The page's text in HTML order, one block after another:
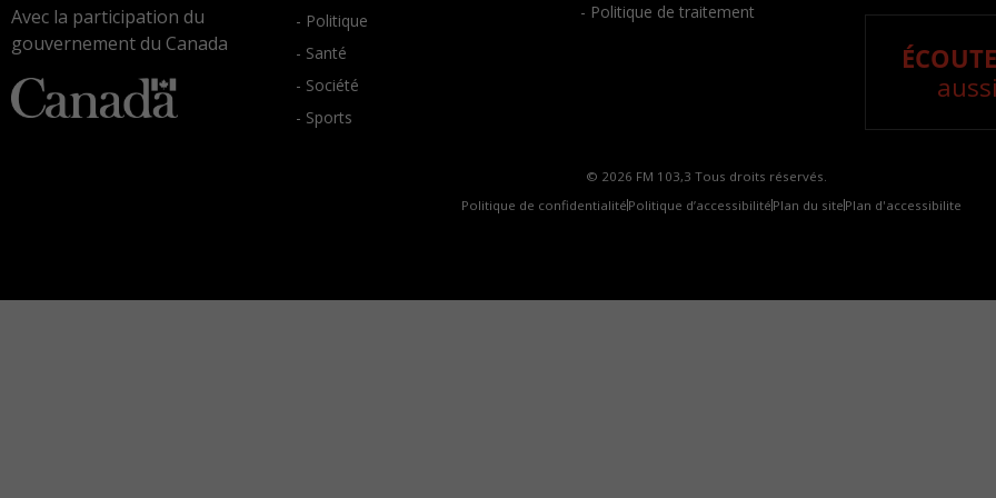
Avec la participation du
gouvernement du Canada
- Politique
- Santé
- Société
- Sports
- Politique de traitement
© 2026 FM 103,3 Tous droits réservés.
Politique de confidentialité Politique d’accessibilité Plan du site Plan d'accessibilite